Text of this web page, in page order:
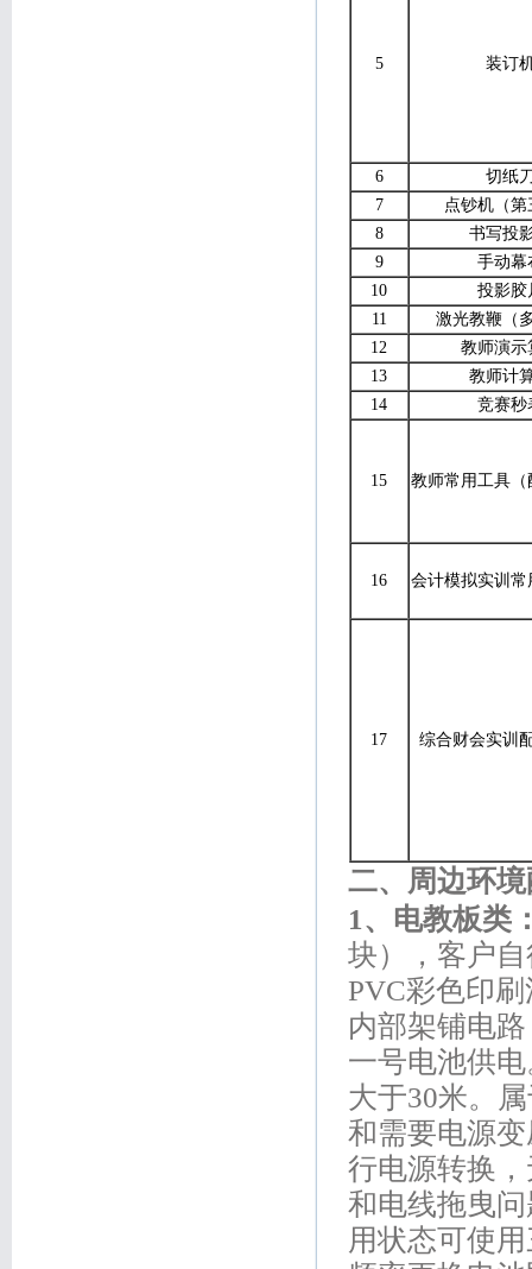
5 装订
6
切纸
7
点钞机（第
8
书写投
9
手动幕
10
投影胶
11
激光教鞭（
12
教师演示
13
教师计
14
竞赛秒
15 教师常用工具（
16 会计模拟实训常
17 综合财会实训
二、周边环
1、电教板类
块），客户
PVC彩色印
内部架铺电
一号电池供
大于30米。
和需要电源
行电源转换
和电线拖曳
用状态可使